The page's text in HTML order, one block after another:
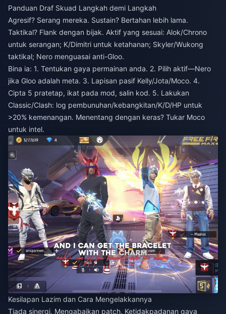
Panduan Draf Skuad Langkah demi Langkah
Agresif? Serang mereka. Sustain? Bertahan lebih lama.
Taktikal? Flank dengan bijak. Aktif yang sesuai: Alok/Chrono
untuk serangan; K/Dimitri untuk ketahanan; Skyler/Wukong
taktikal; Nero menguasai anti-Gloo.
Bina ia: 1. Tentukan gaya permainan anda. 2. Pilih aktif—Nero
jika Gloo adalah meta. 3. Lapisan pasif Kelly/Jota/Moco. 4.
Cipta 5 pratetap, ikat pada mod, salin kod. 5. Lakukan
Classic/Clash: log pembunuhan/kebangkitan/K/D/HP untuk
>20% kemenangan. Menentang dengan keras? Tukar Moco
untuk intel.
Kesilapan Lazim dan Cara Mengelakkannya
Tiada sinergi. Mengabaikan patch. Ketidakpadanan gaya